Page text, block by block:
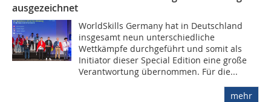
ausgezeichnet
WorldSkills Germany hat in Deutschland
insgesamt neun unterschiedliche
Wettkämpfe durchgeführt und somit als
Initiator dieser Special Edition eine große
Verantwortung übernommen. Für die...
mehr